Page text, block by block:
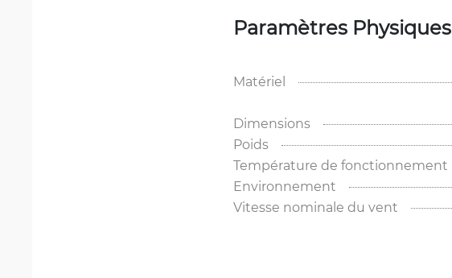
Paramètres Physiques
Matériel
Dimensions
Poids
Température de fonctionnement
Environnement
Vitesse nominale du vent